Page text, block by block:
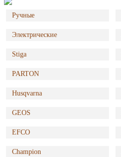
Ручные
Электрические
Stiga
PARTON
Husqvarna
GEOS
EFCO
Champion